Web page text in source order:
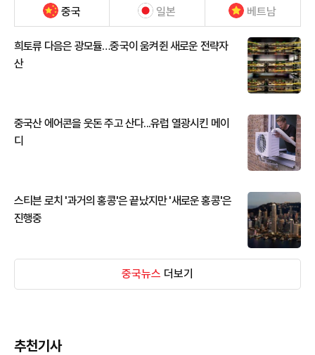
중국 일본 베트남
희토류 다음은 광모듈…중국이 움켜쥔 새로운 전략자
산
중국산 에어콘을 웃돈 주고 산다...유럽 열광시킨 메이
디
스티븐 로치 '과거의 홍콩'은 끝났지만 '새로운 홍콩'은
진행중
중국뉴스 더보기
추천기사